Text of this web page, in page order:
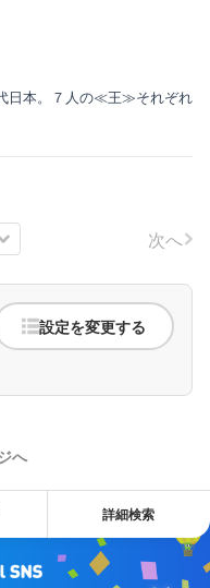
日本。７人の≪王≫それぞれ
次へ
設定を変更する
へ
詳細検索